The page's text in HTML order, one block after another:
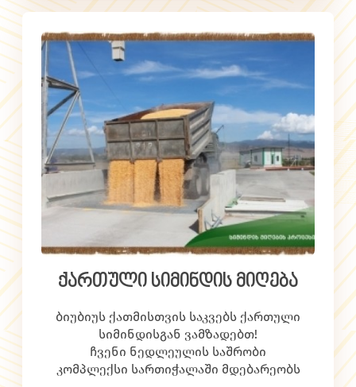
დასაქმდება.
ფერმერული კომპლექსის გახსნით
გაიზრდება, და სადისტრიბუციო
ქსელიც გაფართოვდება. 2016 წელს
ვგეგმავთ რეგიონებში აქტიურად
ქართული სიმინდის მიღება
ბიუბიუს ქათმისთვის საკვებს ქართული
სიმინდისგან ვამზადებთ!
ჩვენი ნედლეულის საშრობი
კომპლექსი სართიჭალაში მდებარეობს